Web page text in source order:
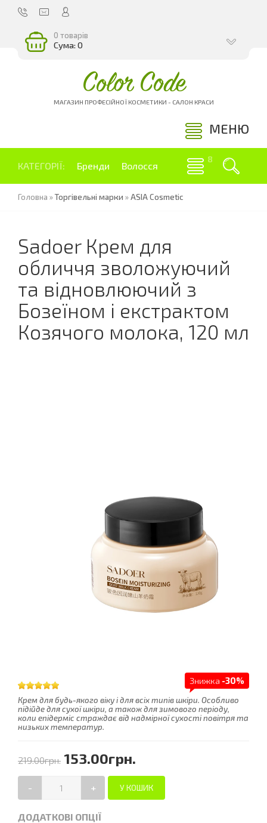
0 товарів
Сума: 0
Color Code
МАГАЗИН ПРОФЕСІЙНОЇ КОСМЕТИКИ - САЛОН КРАСИ
МЕНЮ
КАТЕГОРІЇ: Бренди Волосся
Головна »Торгівельні марки »ASIA Cosmetic
Sadoer Крем для
обличчя зволожуючий
та відновлюючий з
Бозеїном і екстрактом
Козячого молока, 120 мл
Знижка -30%
Крем для будь-якого віку і для всіх типів шкіри. Особливо
підійде для сухої шкіри, а також для зимового періоду,
коли епідерміс страждає від надмірної сухості повітря та
низьких температур.
219.00грн. 153.00грн.
- +
ДОДАТКОВІ ОПЦІЇ